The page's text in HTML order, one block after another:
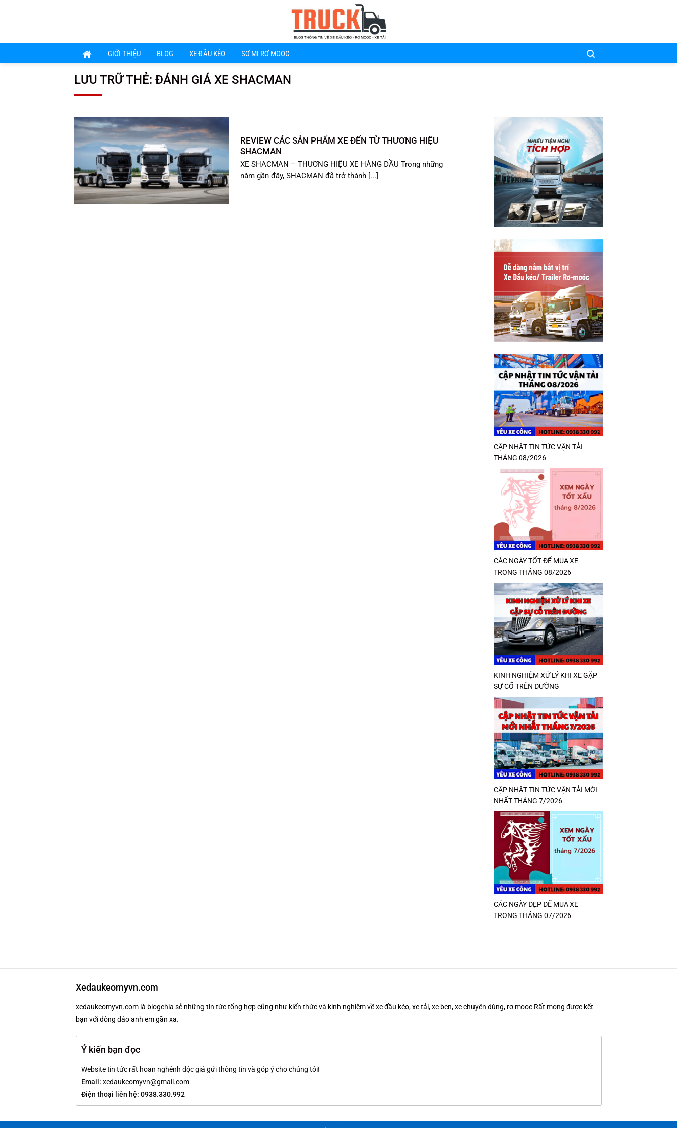
dung
GIỚI THIỆU BLOG XE ĐẦU KÉO SƠ MI RƠ MOOC
LƯU TRỮ THẺ: ĐÁNH GIÁ XE SHACMAN
REVIEW CÁC SẢN PHẨM XE ĐẾN TỪ THƯƠNG HIỆU
SHACMAN
XE SHACMAN – THƯƠNG HIỆU XE HÀNG ĐẦU Trong những
năm gần đây, SHACMAN đã trở thành [...]
CẬP NHẬT TIN TỨC VẬN TẢI
THÁNG 08/2026
CÁC NGÀY TỐT ĐỂ MUA XE
TRONG THÁNG 08/2026
KINH NGHIỆM XỬ LÝ KHI XE GẶP
SỰ CỐ TRÊN ĐƯỜNG
CẬP NHẬT TIN TỨC VẬN TẢI MỚI
NHẤT THÁNG 7/2026
CÁC NGÀY ĐẸP ĐỂ MUA XE
TRONG THÁNG 07/2026
Xedaukeomyvn.com
xedaukeomyvn.com là blogchia sẻ những tin tức tổng hợp cũng như kiến thức và kinh nghiệm về xe đầu kéo, xe tải, xe ben, xe chuyên dùng, rơ mooc Rất mong được kết
bạn với đông đảo anh em gần xa.
Ý kiến bạn đọc
Website tin tức rất hoan nghênh độc giả gửi thông tin và góp ý cho chúng tôi!
Email: xedaukeomyvn@gmail.com
Điện thoại liên hệ: 0938.330.992